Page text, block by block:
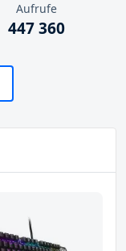
Aufrufe
447 360